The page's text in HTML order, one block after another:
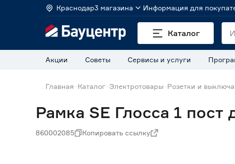
Краснодар3 магазина Информация для
Каталог
Акции Советы Сервисы и услуги
Главная Каталог Электротовары Розетки и
Рамка SE Глосса 1 пост
860002085 Копировать ссылку